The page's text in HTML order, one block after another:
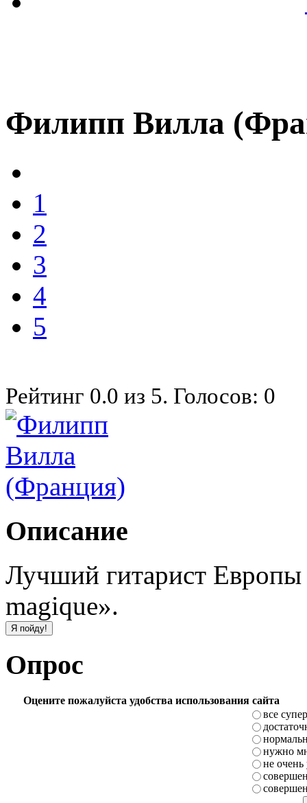
Филипп Вилла
1
2
3
4
5
Рейтинг 0.0 из 5. Голосов: 0
Описание
Лучший гитарист
magique».
Опрос
Оцените пожалуйста удобства использования сайта
все супер
нужно
не очень